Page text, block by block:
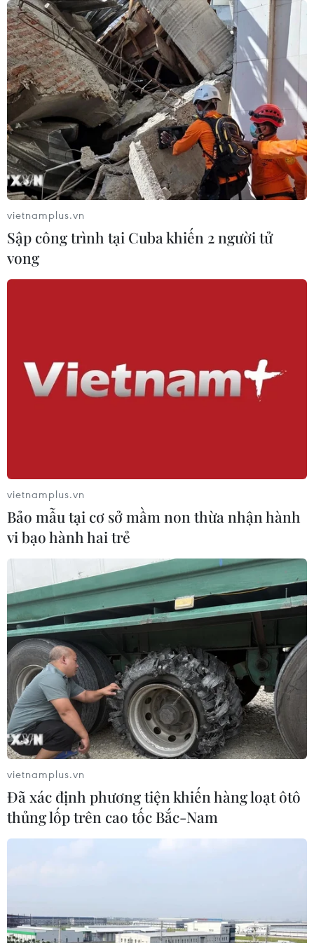
vietnamplus.vn
Sập công trình tại Cuba khiến 2 người tử
vong
vietnamplus.vn
Bảo mẫu tại cơ sở mầm non thừa nhận hành
vi bạo hành hai trẻ
vietnamplus.vn
Đã xác định phương tiện khiến hàng loạt ôtô
thủng lốp trên cao tốc Bắc-Nam